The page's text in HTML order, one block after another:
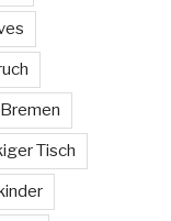
Bremen
Tisch